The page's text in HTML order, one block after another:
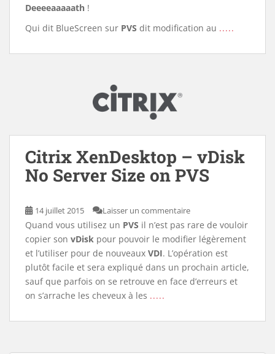
Deeeeaaaaath !
Qui dit BlueScreen sur PVS dit modification au .....
Citrix XenDesktop – vDisk
No Server Size on PVS
14 juillet 2015 Laisser un commentaire
Quand vous utilisez un PVS il n’est pas rare de vouloir
copier son vDisk pour pouvoir le modifier légèrement
et l’utiliser pour de nouveaux VDI. L’opération est
plutôt facile et sera expliqué dans un prochain article,
sauf que parfois on se retrouve en face d’erreurs et
on s’arrache les cheveux à les .....